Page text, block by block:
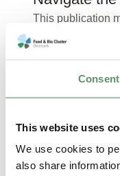
Consent
This website uses
We use cookies to
also share
This publication